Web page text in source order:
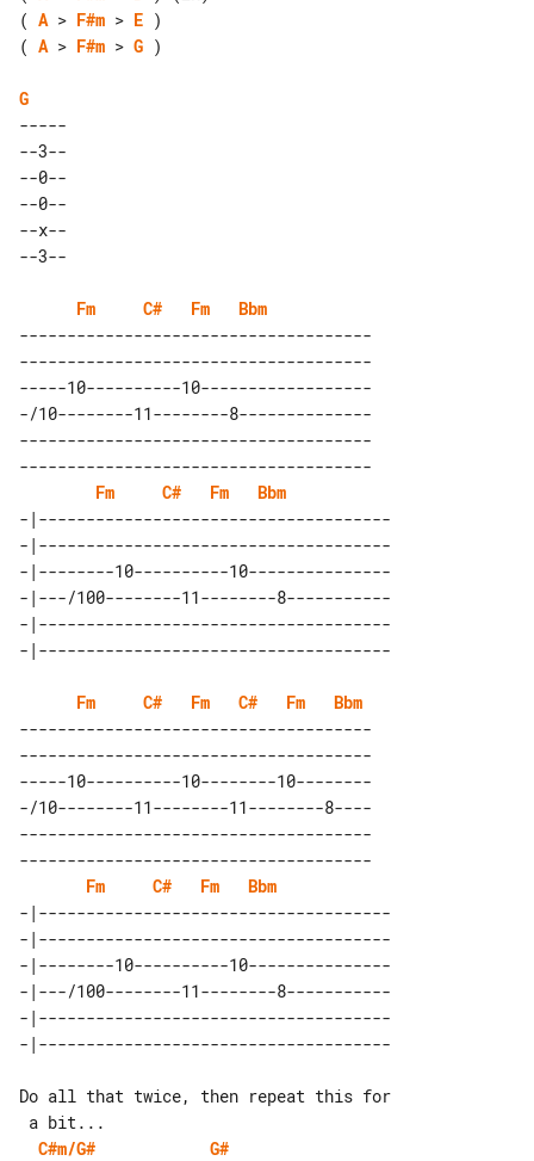
( A > F#m > E
( A > F#m > G )
G
-----
--3--
--0--
--0--
--x--
Fm C# Fm
Bbm
-------------------------------------
-------------------------------------
-----10----------10------------------
-/10--------11--------8--------------
-------------------------------------
-------------------------------------
Fm
C# Fm
Bbm
-|-------------------------------------
-|-------------------------------------
-|--------10----------10---------------
-|---/100--------11--------8-----------
-|-------------------------------------
Fm C# Fm C# Fm
Bbm
-------------------------------------
-------------------------------------
-----10----------10--------10--------
-/10--------11--------11--------8----
-------------------------------------
-------------------------------------
Fm
C# Fm
Bbm
-|-------------------------------------
-|-------------------------------------
-|--------10----------10---------------
-|---/100--------11--------8-----------
-|-------------------------------------
Do all that twice, then repeat this for
C#m/G#
G#